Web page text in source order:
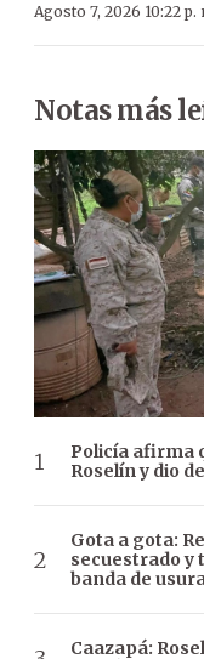
Agosto 7, 2026 10:22 p.
Notas más
Policía afirma
Roselín y dio
Gota a gota:
secuestrado y
banda de
Caazapá: